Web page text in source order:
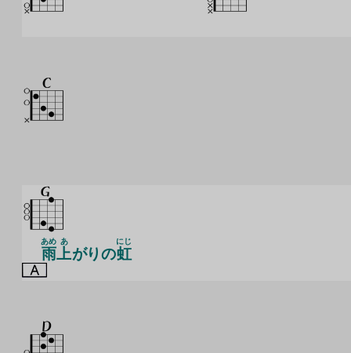
雨
あめ
上
あ
がりの虹
にじ